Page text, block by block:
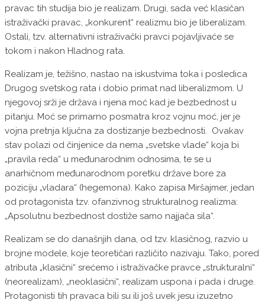
pravac tih studija bio je realizam. Drugi, sada već klasičan
istraživački pravac, „konkurent“ realizmu bio je liberalizam.
Ostali, tzv. alternativni istraživački pravci pojavljivaće se
tokom i nakon Hladnog rata.
Realizam je, težišno, nastao na iskustvima toka i posledica
Drugog svetskog rata i dobio primat nad liberalizmom. U
njegovoj srži je država i njena moć kad je bezbednost u
pitanju. Moć se primarno posmatra kroz vojnu moć, jer je
vojna pretnja ključna za dostizanje bezbednosti. Ovakav
stav polazi od činjenice da nema „svetske vlade“ koja bi
„pravila reda“ u međunarodnim odnosima, te se u
anarhičnom međunarodnom poretku države bore za
poziciju „vladara“ (hegemona). Kako zapisa Miršajmer, jedan
od protagonista tzv. ofanzivnog strukturalnog realizma:
„Apsolutnu bezbednost dostiže samo najjača sila“.
Realizam se do današnjih dana, od tzv. klasičnog, razvio u
brojne modele, koje teoretičari različito nazivaju. Tako, pored
atributa „klasični“ srećemo i istraživačke pravce „strukturalni“
(neorealizam), „neoklasični“, realizam uspona i pada i druge.
Protagonisti tih pravaca bili su ili još uvek jesu izuzetno